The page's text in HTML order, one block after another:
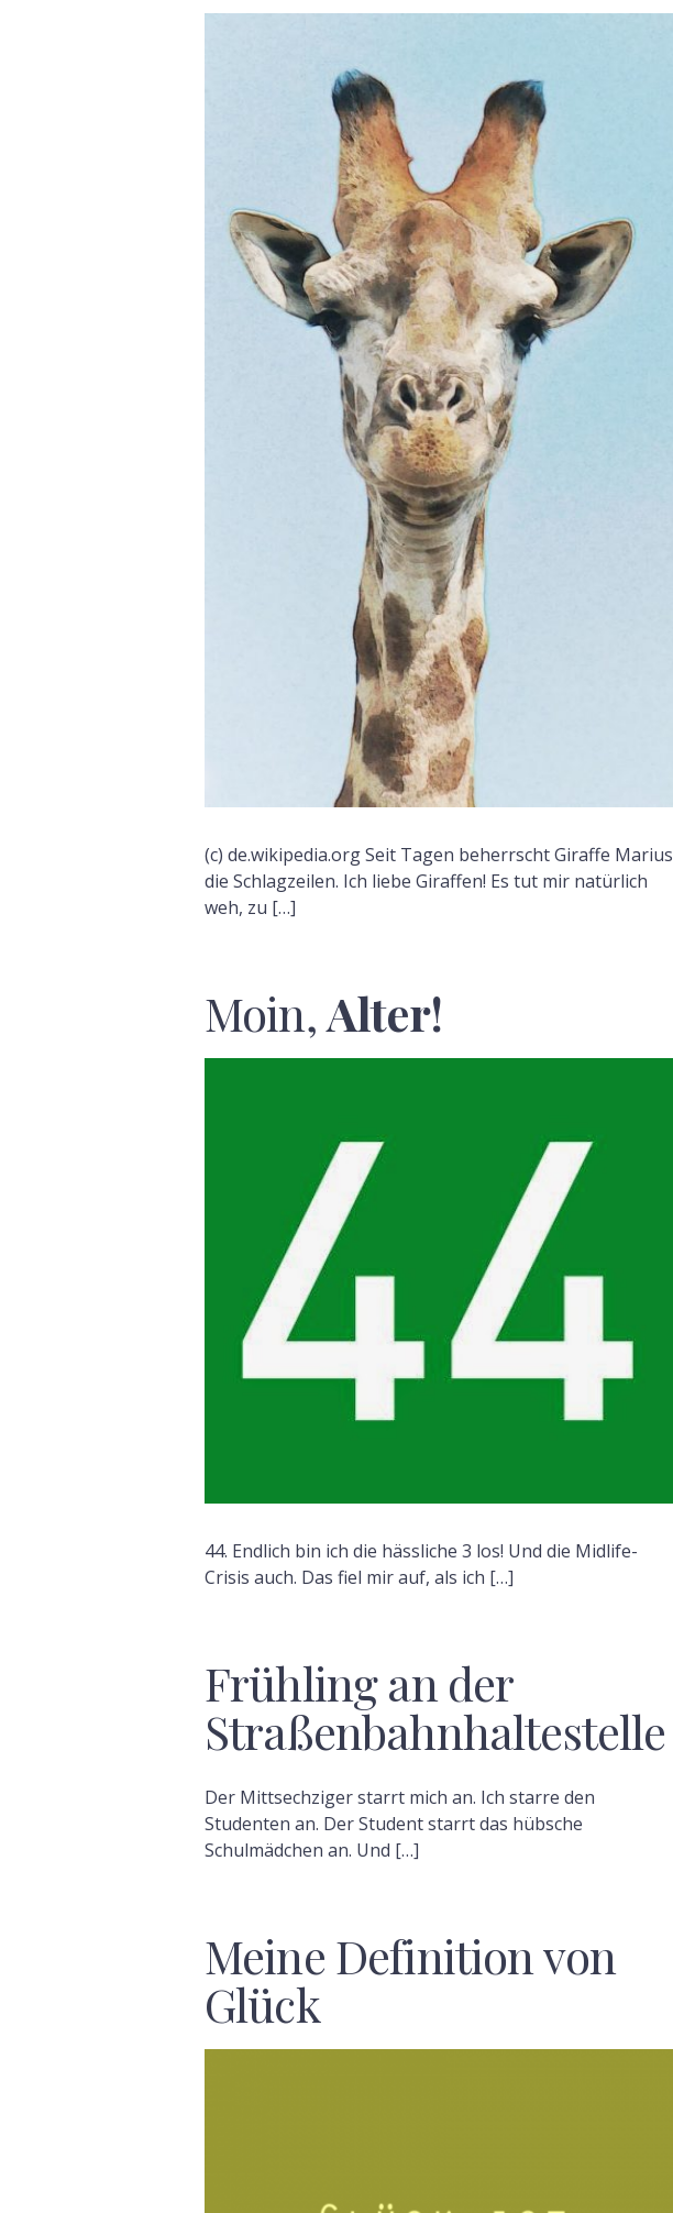
F
(c) de.wikipedia.org Seit Tagen beherrscht Giraffe Marius
die Schlagzeilen. Ich liebe Giraffen! Es tut mir natürlich
weh, zu […]
Moin,Alter!
F
44. Endlich bin ich die hässliche 3 los! Und die Midlife-
Crisis auch. Das fiel mir auf, als ich […]
Frühling an der
Straßenbahnhaltestelle
Der Mittsechziger starrt mich an. Ich starre den
Studenten an. Der Student starrt das hübsche
Schulmädchen an. Und […]
Meine Definition von
Glück